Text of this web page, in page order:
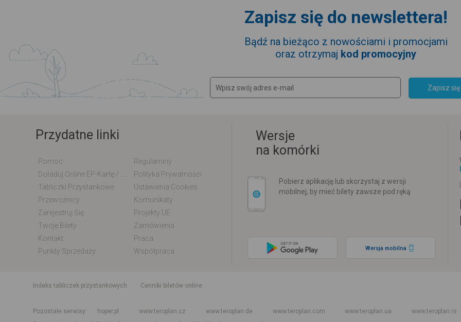
Zapisz się do newslettera!
Bądź na bieżąco z nowościami i promocjami
oraz otrzymaj kod promocyjny
Zapisz się
Przydatne linki
Pomoc
Regulaminy
Polityka Prywatności
Tabliczki Przystankowe
Ustawienia Cookies
Przewoźnicy
Komunikaty
Zarejestruj Się
Projekty UE
Twoje Bilety
Zamówienia
Kontakt
Praca
Punkty Sprzedaży
Współpraca
Wersje
na komórki
Pobierz aplikację lub skorzystaj z wersji
mobilnej, by mieć bilety zawsze pod ręką
Wersja mobilna
indeks tabliczek przystankowych Cenniki biletów online
Pozostałe serwisy
hoper.pl www.teroplan.cz www.teroplan.de www.teroplan.com www.teroplan.ua www.teroplan.rs